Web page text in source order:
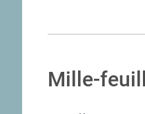
Mille-